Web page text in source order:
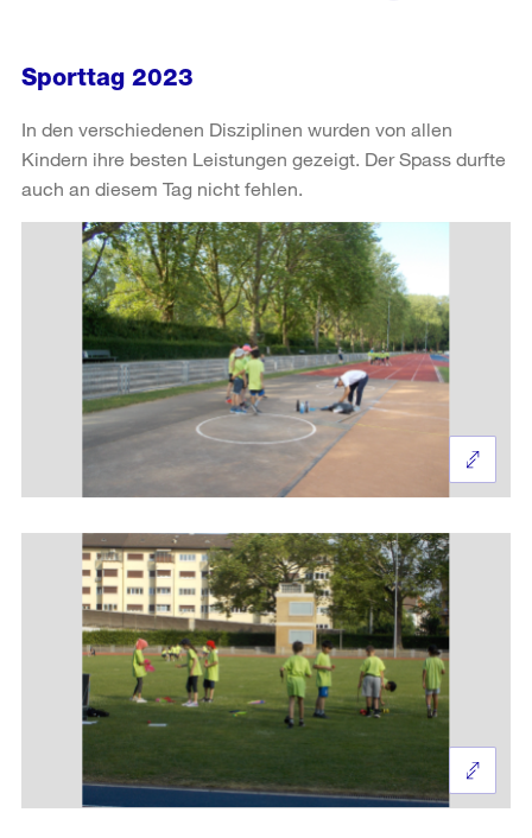
Sporttag 2023
In den verschiedenen Disziplinen wurden von allen
Kindern ihre besten Leistungen gezeigt. Der Spass durfte
auch an diesem Tag nicht fehlen.